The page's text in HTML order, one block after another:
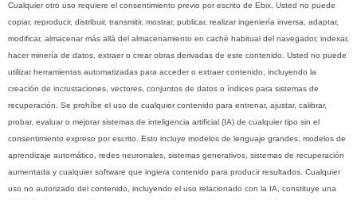
Cualquier otro uso requiere el consentimiento previo por escrito de Ebix. Usted no puede
copiar, reproducir, distribuir, transmitir, mostrar, publicar, realizar ingeniería inversa, adaptar,
modificar, almacenar más allá del almacenamiento en caché habitual del navegador, indexar,
hacer minería de datos, extraer o crear obras derivadas de este contenido. Usted no puede
utilizar herramientas automatizadas para acceder o extraer contenido, incluyendo la
creación de incrustaciones, vectores, conjuntos de datos o índices para sistemas de
recuperación. Se prohíbe el uso de cualquier contenido para entrenar, ajustar, calibrar,
probar, evaluar o mejorar sistemas de inteligencia artificial (IA) de cualquier tipo sin el
consentimiento expreso por escrito. Esto incluye modelos de lenguaje grandes, modelos de
aprendizaje automático, redes neuronales, sistemas generativos, sistemas de recuperación
aumentada y cualquier software que ingiera contenido para producir resultados. Cualquier
uso no autorizado del contenido, incluyendo el uso relacionado con la IA, constituye una